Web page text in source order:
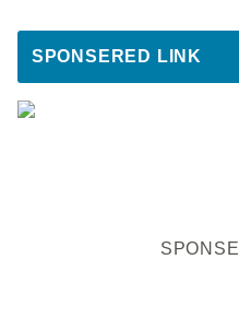
SPONSERED LINK